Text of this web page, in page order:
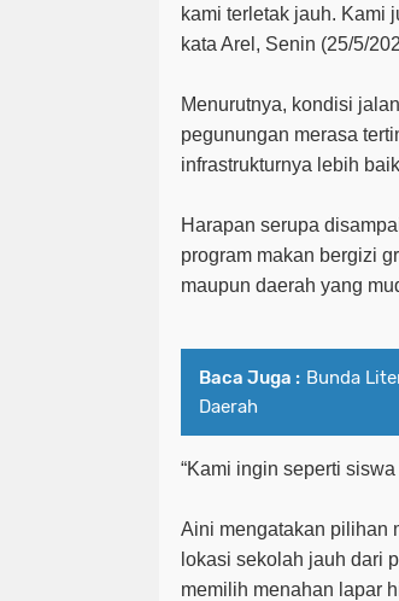
kami terletak jauh. Kami
kata Arel, Senin (25/5/
Menurutnya, kondisi
pegunungan merasa
infrastrukturnya lebih
Harapan serupa
program makan bergizi
maupun daerah yang
Baca Juga : Bunda
Daerah
“Kami ingin seperti
Aini mengatakan pilihan
lokasi sekolah jauh dari
memilih menahan lapar